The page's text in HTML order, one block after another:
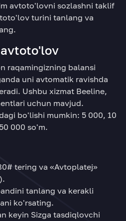
avtoto'lovni sozlashni taklif
turini tanlang va
raqamingizning balansi
uni avtomatik ravishda
Ushbu xizmat Beeline,
uchun mavjud.
bo'lishi mumkin: 5 000, 10
000 so'm.
tering va «Avtoplatej»
tanlang va kerakli
ko'rsating.
keyin Sizga tasdiqlovchi